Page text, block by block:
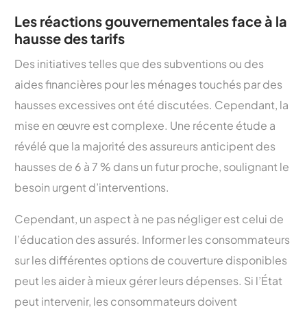
Les réactions gouvernementales face à la
hausse des tarifs
Des initiatives telles que des subventions ou des
aides financières pour les ménages touchés par des
hausses excessives ont été discutées. Cependant, la
mise en œuvre est complexe. Une récente étude a
révélé que la majorité des assureurs anticipent des
hausses de 6 à 7 % dans un futur proche, soulignant le
besoin urgent d’interventions.
Cependant, un aspect à ne pas négliger est celui de
l’éducation des assurés. Informer les consommateurs
sur les différentes options de couverture disponibles
peut les aider à mieux gérer leurs dépenses. Si l’État
peut intervenir, les consommateurs doivent